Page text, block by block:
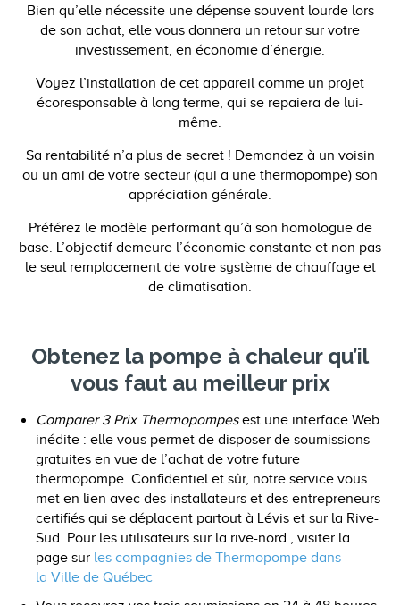
Bien qu’elle nécessite une dépense souvent lourde lors
de son achat, elle vous donnera un retour sur votre
investissement, en économie d’énergie.
Voyez l’installation de cet appareil comme un projet
écoresponsable à long terme, qui se repaiera de lui-
même.
Sa rentabilité n’a plus de secret ! Demandez à un voisin
ou un ami de votre secteur (qui a une thermopompe) son
appréciation générale.
Préférez le modèle performant qu’à son homologue de
base. L’objectif demeure l’économie constante et non pas
le seul remplacement de votre système de chauffage et
de climatisation.
Obtenez la pompe à chaleur qu’il
vous faut au meilleur prix
Comparer 3 Prix Thermopompesest une interface Web
inédite : elle vous permet de disposer de soumissions
gratuites en vue de l’achat de votre future
thermopompe. Confidentiel et sûr, notre service vous
met en lien avec des installateurs et des entrepreneurs
certifiés qui se déplacent partout à Lévis et sur la Rive-
Sud. Pour les utilisateurs sur la rive-nord , visiter la
page sur les compagnies de Thermopompe dans
la Ville de Québec